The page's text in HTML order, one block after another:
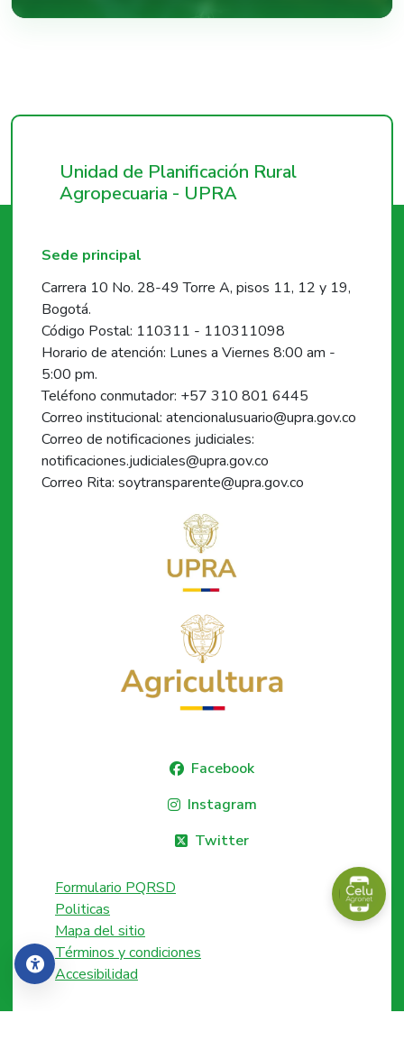
Accesibilidad
Unidad de Planificación Rural
Agropecuaria - UPRA
Sede principal
Carrera 10 No. 28-49 Torre A, pisos 11, 12 y 19,
Bogotá.
Código Postal: 110311 - 110311098
Horario de atención: Lunes a Viernes 8:00 am -
5:00 pm.
Teléfono conmutador: +57 310 801 6445
Correo institucional: atencionalusuario@upra.gov.co
Correo de notificaciones judiciales:
notificaciones.judiciales@upra.gov.co
Correo Rita: soytransparente@upra.gov.co
Facebook
Instagram
Twitter
Formulario PQRSD
Politicas
Mapa del sitio
Términos y condiciones
Accesibilidad